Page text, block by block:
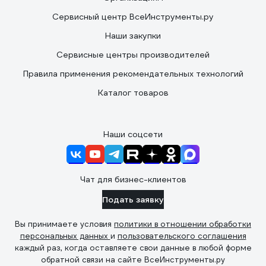
Сервисный центр ВсеИнструменты.ру
Наши закупки
Сервисные центры производителей
Правила применения рекомендательных технологий
Каталог товаров
Наши соцсети
Чат для бизнес-клиентов
Подать заявку
Вы принимаете условия политики в отношении обработки
персональных данных и пользовательского соглашения
каждый раз, когда оставляете свои данные в любой форме
обратной связи на сайте ВсеИнструменты.ру